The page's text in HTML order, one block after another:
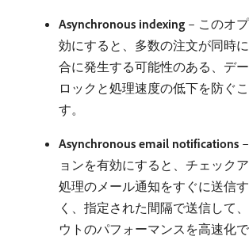
Asynchronous indexing – このオ
効にすると、多数の注文が同時
合に発生する可能性のある、デ
ロックと処理速度の低下を防ぐ
す。
Asynchronous email notifications
ョンを有効にすると、チェック
処理のメール通知をすぐに送信
く、指定された間隔で送信して
ウトのパフォーマンスを高速化で